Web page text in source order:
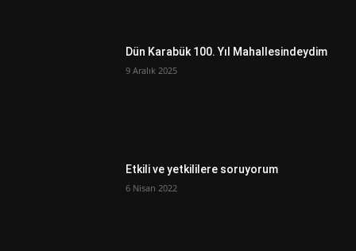
Dün Karabük 100. Yıl Mahallesindeydim
9 Aralık 2025
Etkili ve yetkililere soruyorum
6 Nisan 2022